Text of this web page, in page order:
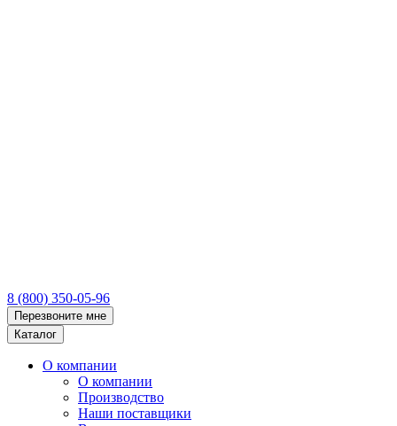
8 (800) 350-05-96
Перезвоните мне
Каталог
О компании
О компании
Производство
Наши поставщики